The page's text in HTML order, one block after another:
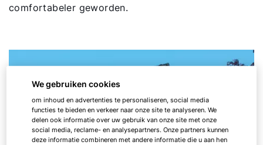
comfortabeler geworden.
We gebruiken cookies
om inhoud en advertenties te personaliseren, social media
functies te bieden en verkeer naar onze site te analyseren. We
delen ook informatie over uw gebruik van onze site met onze
social media, reclame- en analysepartners. Onze partners kunnen
deze informatie combineren met andere informatie die u aan hen